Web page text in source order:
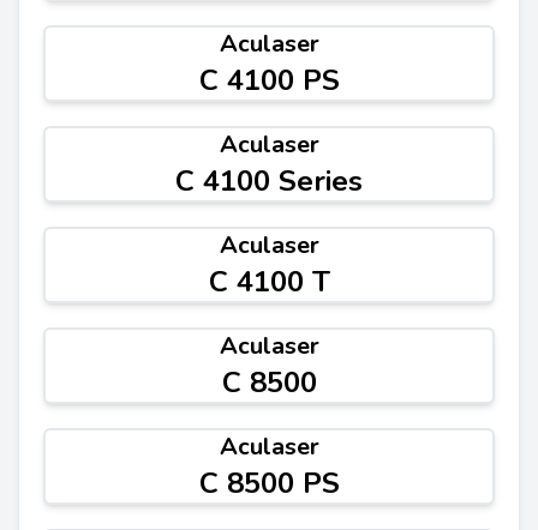
Aculaser
C 4100 PS
Aculaser
C 4100 Series
Aculaser
C 4100 T
Aculaser
C 8500
Aculaser
C 8500 PS